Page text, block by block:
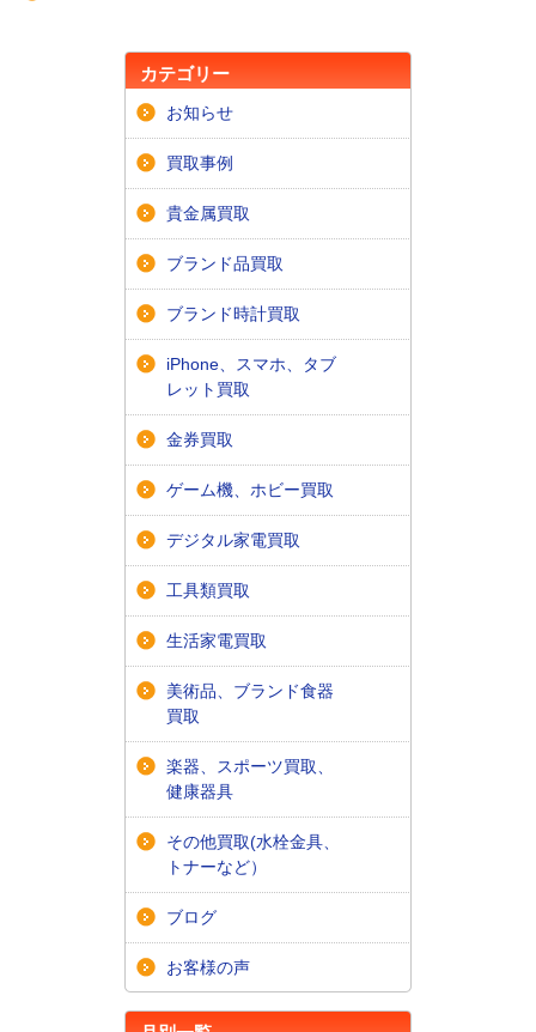
カテゴリー
お知らせ
買取事例
貴金属買取
ブランド品買取
ブランド時計買取
iPhone、スマホ、タブ
レット買取
金券買取
ゲーム機、ホビー買取
デジタル家電買取
工具類買取
生活家電買取
美術品、ブランド食器
買取
楽器、スポーツ買取、
健康器具
その他買取(水栓金具、
トナーなど）
ブログ
お客様の声